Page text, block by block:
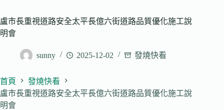
盧市長重視道路安全太平長億六街道路品質優化施工說
明會
sunny 2025-12-02 發燒快看
首頁
發燒快看
盧市長重視道路安全太平長億六街道路品質優化施工說
明會